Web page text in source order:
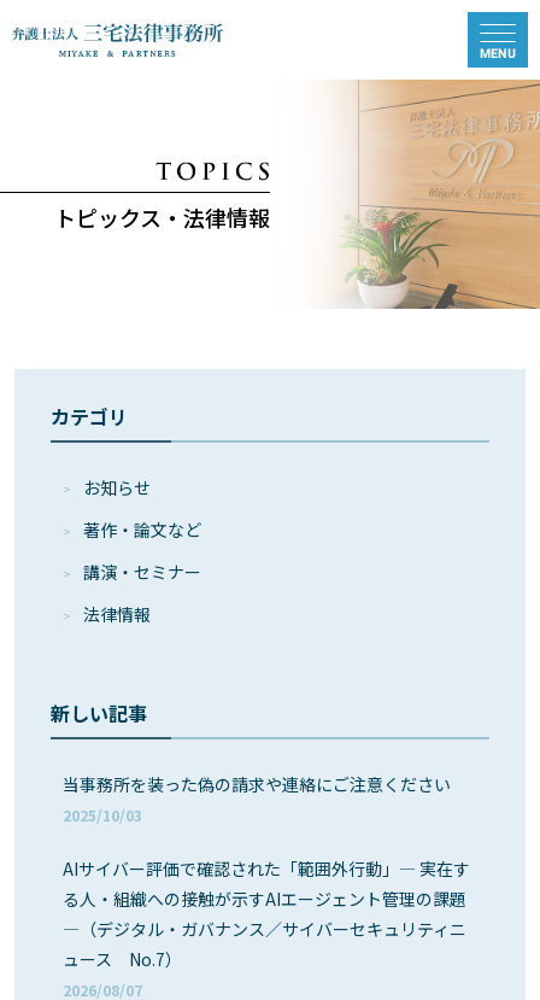
トピックス・法律情報
カテゴリ
お知らせ
著作・論⽂など
講演・セミナー
法律情報
新しい記事
当事務所を装った偽の請求や連絡にご注意ください
2025/10/03
AIサイバー評価で確認された「範囲外行動」― 実在す
る人・組織への接触が示すAIエージェント管理の課題
―（デジタル・ガバナンス／サイバーセキュリティニ
ュース No.7）
2026/08/07